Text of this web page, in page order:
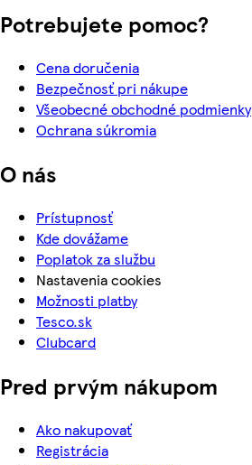
Potrebujete pomoc?
Cena doručenia
Bezpečnosť pri nákupe
Všeobecné obchodné podmienky
Ochrana súkromia
O nás
Prístupnosť
Kde dovážame
Poplatok za službu
Nastavenia cookies
Možnosti platby
Tesco.sk
Clubcard
Pred prvým nákupom
Ako nakupovať
Registrácia